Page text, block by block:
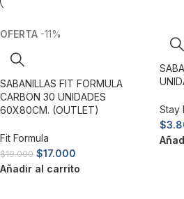
-11%
SABANILLAS FIT FORMULA
CARBON 30 UNIDADES
60X80CM. (OUTLET)
Fit Formula
$19.000 $17.000
Añadir al carrito
Stay
$